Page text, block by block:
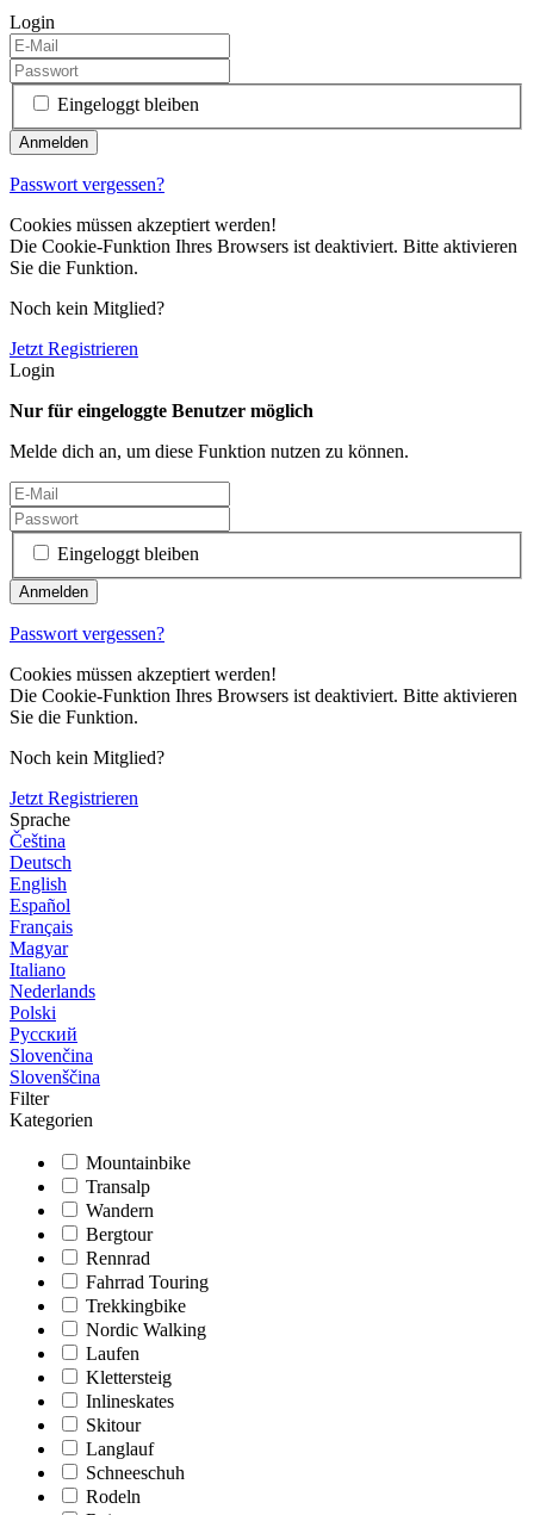
Login
Eingeloggt bleiben
Passwort vergessen?
Cookies müssen akzeptiert werden!
Die Cookie-Funktion Ihres Browsers ist deaktiviert. Bitte aktivieren
Sie die Funktion.
Noch kein Mitglied?
Jetzt Registrieren
Login
Nur für eingeloggte Benutzer möglich
Melde dich an, um diese Funktion nutzen zu können.
Eingeloggt bleiben
Passwort vergessen?
Cookies müssen akzeptiert werden!
Die Cookie-Funktion Ihres Browsers ist deaktiviert. Bitte aktivieren
Sie die Funktion.
Noch kein Mitglied?
Jetzt Registrieren
Sprache
Čeština
Deutsch
English
Español
Français
Magyar
Italiano
Nederlands
Polski
Русский
Slovenčina
Slovenščina
Filter
Kategorien
Mountainbike
Transalp
Wandern
Bergtour
Rennrad
Fahrrad Touring
Trekkingbike
Nordic Walking
Laufen
Klettersteig
Inlineskates
Skitour
Langlauf
Schneeschuh
Rodeln